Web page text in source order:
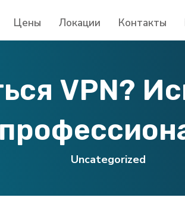
Цены Локации Контакты
VPN?
Uncategorized